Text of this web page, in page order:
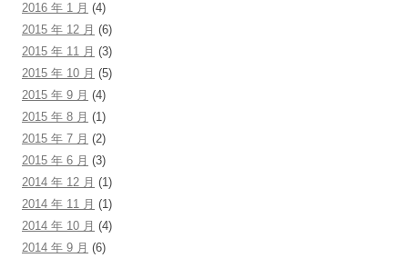
2016 年 1 月 (4)
2015 年 12 月 (6)
2015 年 11 月 (3)
2015 年 10 月 (5)
2015 年 9 月 (4)
2015 年 8 月 (1)
2015 年 7 月 (2)
2015 年 6 月 (3)
2014 年 12 月 (1)
2014 年 11 月 (1)
2014 年 10 月 (4)
2014 年 9 月 (6)